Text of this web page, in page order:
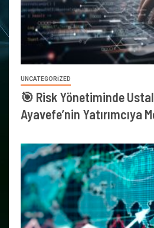
UNCATEGORIZED
🎯 Risk Yönetiminde
Ayavefe’nin Yatırımcıya